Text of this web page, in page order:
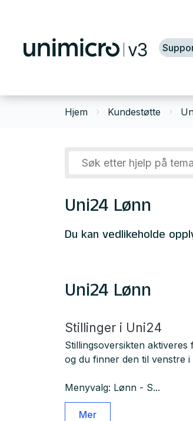
Hjem Kundestøtte
Uni24 Lønn
Du kan vedlikeholde
Uni24 Lønn
Stillinger i Uni24
Stillingsoversikten
og du finner den til venstre i
Menyvalg: Lønn - S...
Mer